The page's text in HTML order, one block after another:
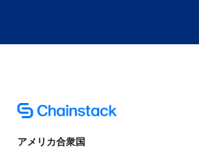
アメリカ合衆国